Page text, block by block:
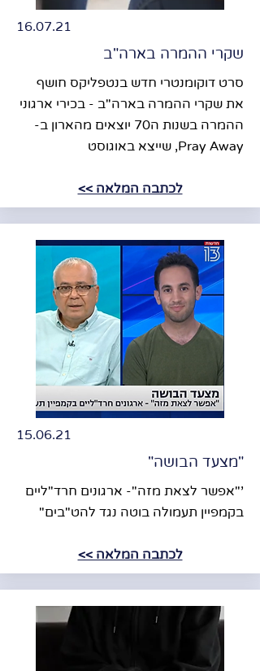
16.07.21
שקרי ההמרה בארה"ב
סרט דוקומנטרי חדש בנטפליקס חושף
את שקרי ההמרה בארה"ב - בכירי ארגוני
ההמרה בשנות ה70 יוצאים מהארון ב-
Pray Away, שייצא באוגוסט
לכתבה המלאה >>
15.06.21
"מצעד הבושה"
'"אפשר לצאת מזה"- ארגונים חרד"ליים
בקמפיין תעמולה בוטה נגד להט"בים"
לכתבה המלאה >>